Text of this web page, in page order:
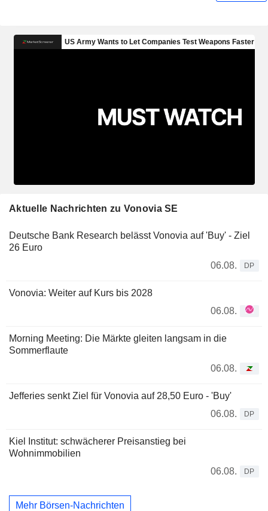
Aktuelle Nachrichten zu Vonovia SE
Deutsche Bank Research belässt Vonovia auf 'Buy' - Ziel
26 Euro
06.08.
DP
Vonovia: Weiter auf Kurs bis 2028
06.08.
Morning Meeting: Die Märkte gleiten langsam in die
Sommerflaute
06.08.
Jefferies senkt Ziel für Vonovia auf 28,50 Euro - 'Buy'
06.08.
DP
Kiel Institut: schwächerer Preisanstieg bei
Wohnimmobilien
06.08.
DP
Mehr Börsen-Nachrichten